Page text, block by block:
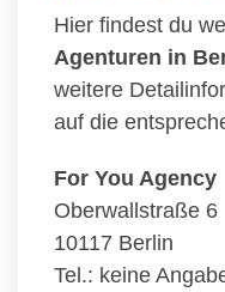
Hier findest du
Agenturen in
weitere
auf die
For You Agency
Oberwallstraße 6
10117 Berlin
Tel.: keine